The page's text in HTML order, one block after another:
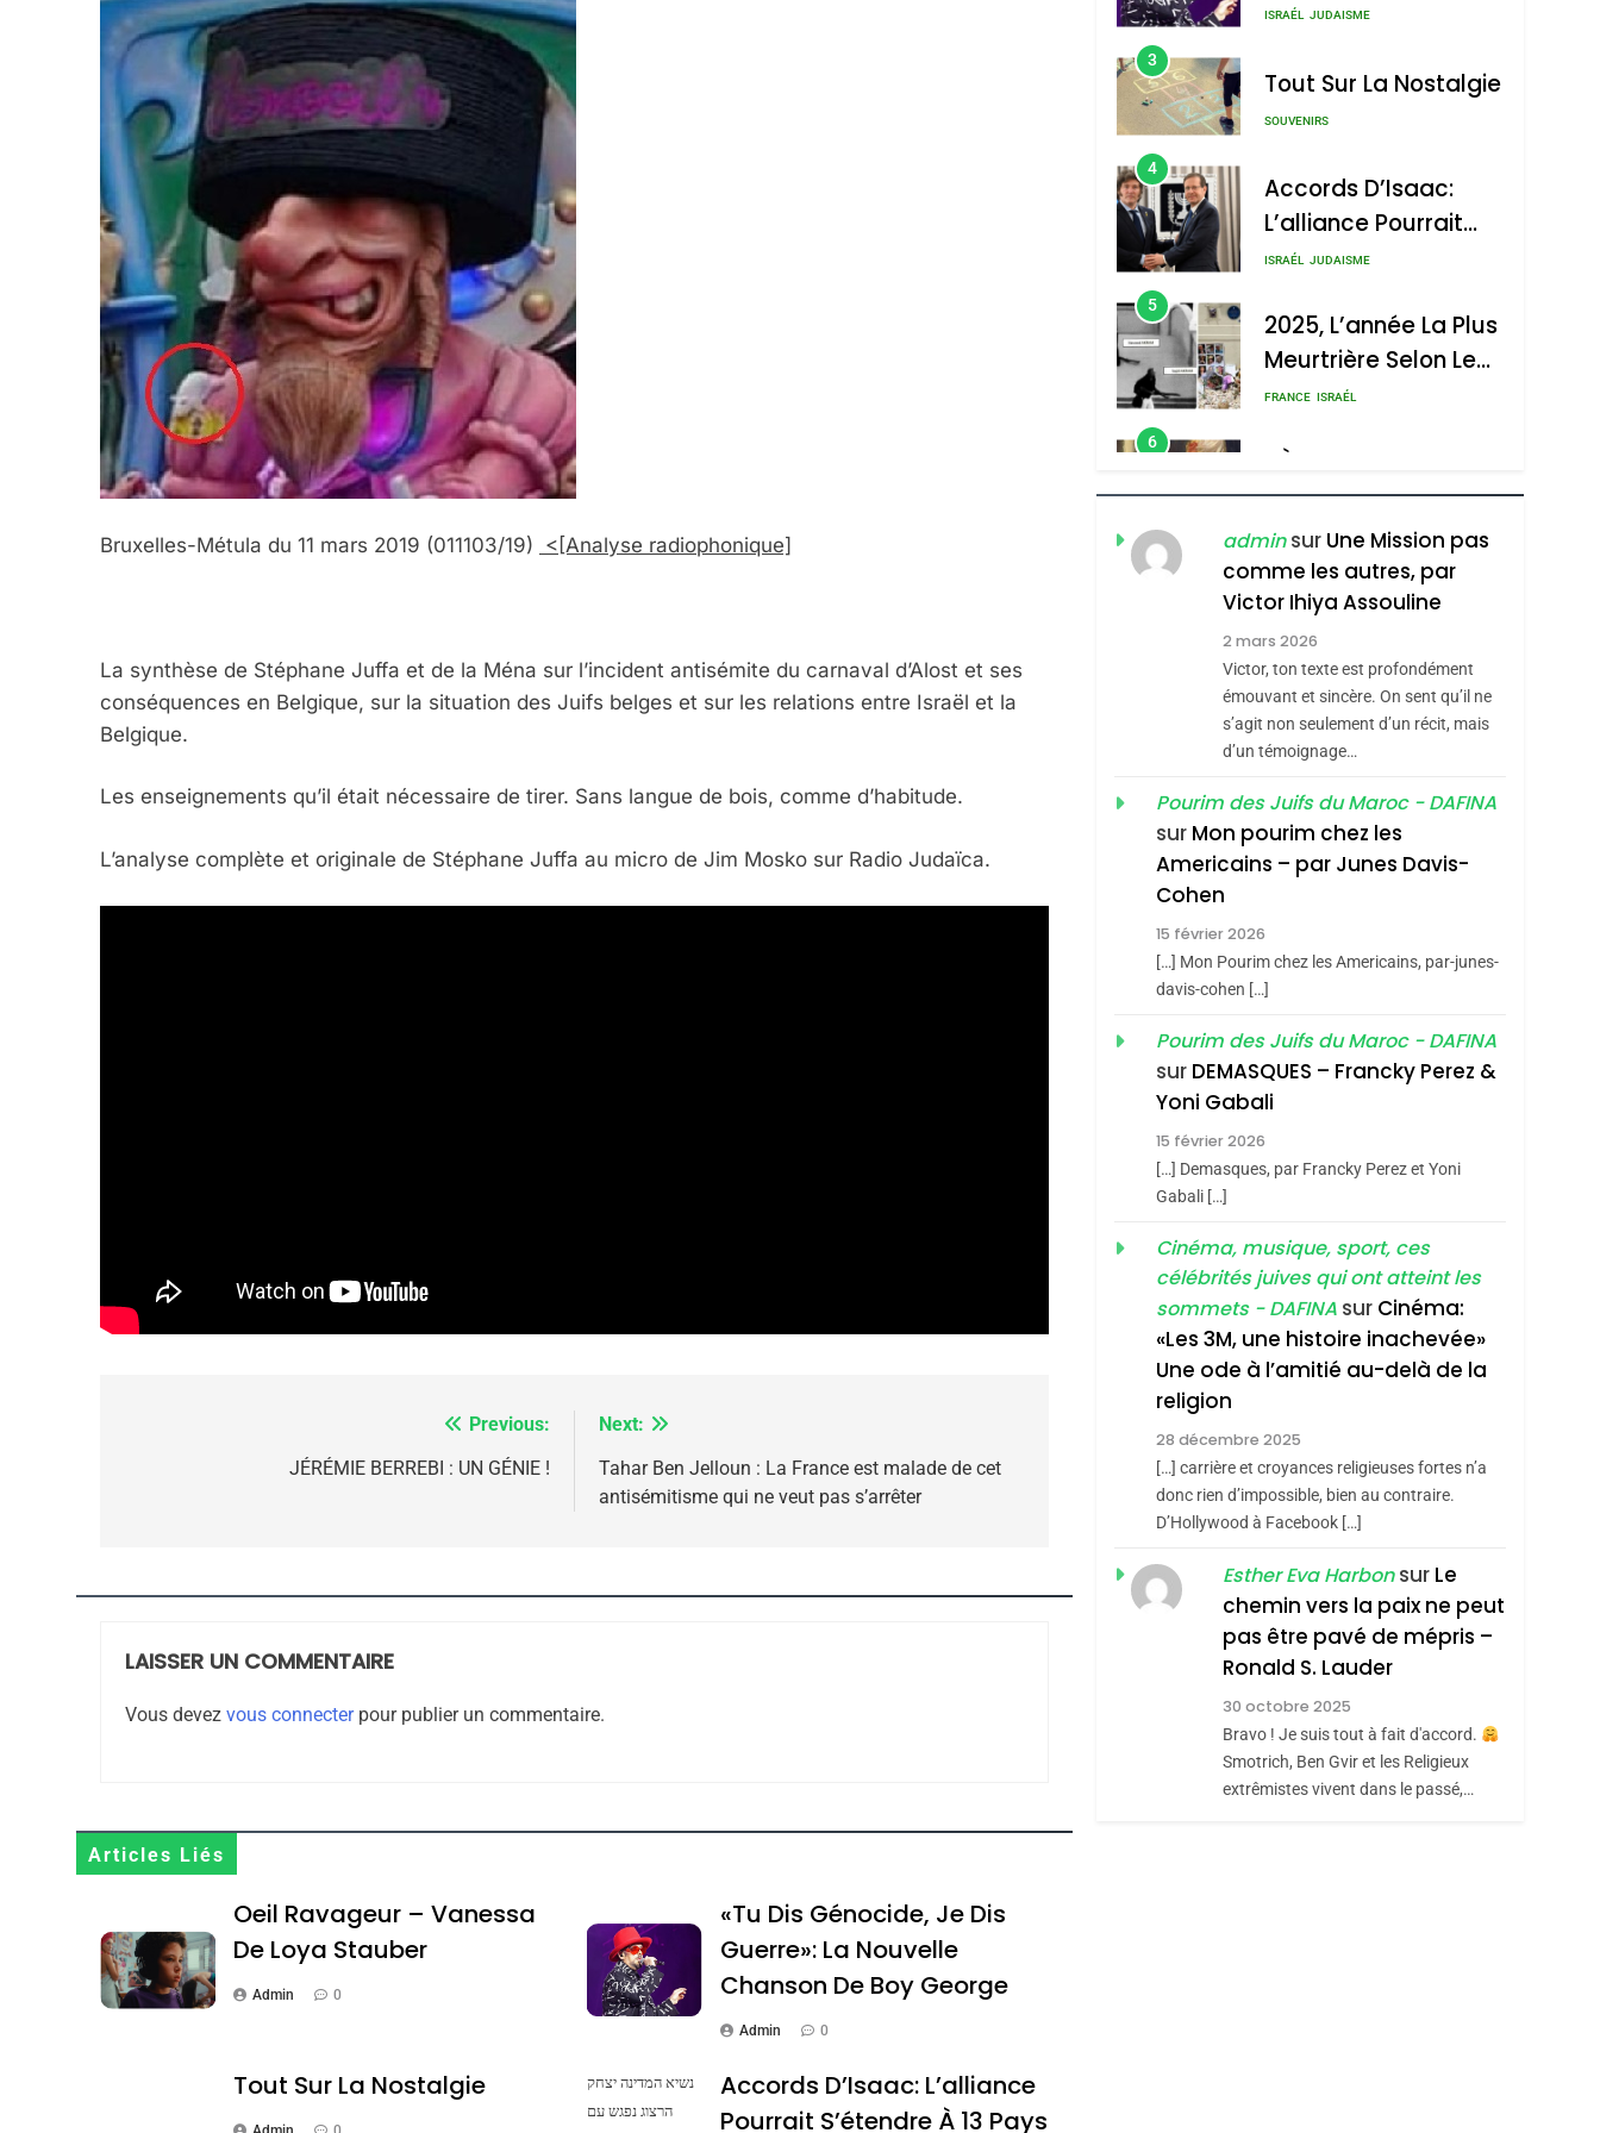
Bruxelles-Métula du 11 mars 2019 (011103/19) <[Analyse radiophonique]
La synthèse de Stéphane Juffa et de la Ména sur l’incident antisémite du carnaval d’Alost et ses
conséquences en Belgique, sur la situation des Juifs belges et sur les relations entre Israël et la
Belgique.
Les enseignements qu’il était nécessaire de tirer. Sans langue de bois, comme d’habitude.
L’analyse complète et originale de Stéphane Juffa au micro de Jim Mosko sur Radio Judaïca.
Previous:
JÉRÉMIE BERREBI : UN GÉNIE !
Next:
Tahar Ben Jelloun : La France est malade de cet
antisémitisme qui ne veut pas s’arrêter
LAISSER UN COMMENTAIRE
Vous devez vous connecterpour publier un commentaire.
Articles Liés
Oeil Ravageur – Vanessa
De Loya Stauber
Admin 0
«Tu Dis Génocide, Je Dis
Guerre»: La Nouvelle
Chanson De Boy George
Admin 0
Tout Sur La Nostalgie
נשיא המדינה יצחק
הרצוג נפגש עם
Accords D’Isaac: L’alliance
Pourrait S’étendre À 13 Pays
Nouvelle Chanson De
ISRAÉL JUDAISME
3
Tout Sur La Nostalgie
SOUVENIRS
4
Accords D’Isaac:
L’alliance Pourrait
S’étendre À 13 Pays
ISRAÉL JUDAISME
5
2025, L’année La Plus
Meurtrière Selon Le
Rapport D’ADL
FRANCE ISRAÉL
6
FIÈRE, DIGNE ET
RÉSILIENTE :
POURQUOI JE
REVENDIQUE MA
JUDAÏTE Par Thérèse
Zrihen-Dvir
ISRAÉL JUDAISME
CE QUI NOUS
MANQUE – Jacques
Hadida
JUDAISME
Maroc : Les Amandes
De Tafraout, Le Miel
De Tadla Azilal
Consacrés Produits
Du Terroir
DAFINA MAROC
Oeil Ravageur –
2
Dis Guerre»: La
Nouvelle Chanson De
Boy George
ISRAÉL JUDAISME
Accords D’Isaac:
L’alliance Pourrait
S’étendre À 13 Pays
D’Amérique Latine
ISRAÉL JUDAISME
5
Meurtrière Selon Le
Rapport D’ADL
Contre
L’antisémitisme
FRANCE ISRAÉL
FIÈRE, DIGNE ET
RÉSILIENTE :
POURQUOI JE
REVENDIQUE MA
JUDAÏTE Par Thérèse
Zrihen-Dvir
ISRAÉL JUDAISME
CE QUI NOUS
MANQUE – Jacques
Hadida
JUDAISME
Maroc : Les Amandes
adminsur Une Mission pas
comme les autres, par
Victor Ihiya Assouline
2 mars 2026
Victor, ton texte est profondément
émouvant et sincère. On sent qu’il ne
s’agit non seulement d’un récit, mais
d’un témoignage…
Pourim des Juifs du Maroc - DAFINA
sur Mon pourim chez les
Americains – par Junes Davis-
Cohen
15 février 2026
[…] Mon Pourim chez les Americains, par-junes-
davis-cohen […]
Pourim des Juifs du Maroc - DAFINA
sur DEMASQUES – Francky Perez &
Yoni Gabali
15 février 2026
[…] Demasques, par Francky Perez et Yoni
Gabali […]
Cinéma, musique, sport, ces
célébrités juives qui ont atteint les
sommets - DAFINA sur Cinéma:
«Les 3M, une histoire inachevée»
Une ode à l’amitié au-delà de la
religion
28 décembre 2025
[…] carrière et croyances religieuses fortes n’a
donc rien d’impossible, bien au contraire.
D’Hollywood à Facebook […]
Esther Eva Harbonsur Le
chemin vers la paix ne peut
pas être pavé de mépris –
Ronald S. Lauder
30 octobre 2025
Bravo ! Je suis tout à fait d'accord.
Smotrich, Ben Gvir et les Religieux
extrêmistes vivent dans le passé,…
5
2025, L’année La Plus Meurtrière Selon Le Rapport D’ADL Contre L’antisémitisme
FRANCE ISRAÉL
FIÈRE, DIGNE ET RÉSILIENTE : POURQUOI JE REVENDIQUE MA JUDAÏTE Par Thérèse Zrihen-
CE QUI NOUS MANQUE – Jacques Hadida
Terroir